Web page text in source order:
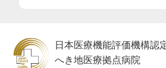
日本医療機能評価機構認
へき地医療拠点病院